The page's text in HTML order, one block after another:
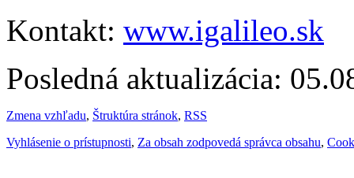
Kontakt: www.igalileo.sk
Posledná aktualizácia:
Zmena vzhľadu, Štruktúra stránok, RSS
Vyhlásenie o prístupnosti, Za obsah zodpovedá správca obsahu,